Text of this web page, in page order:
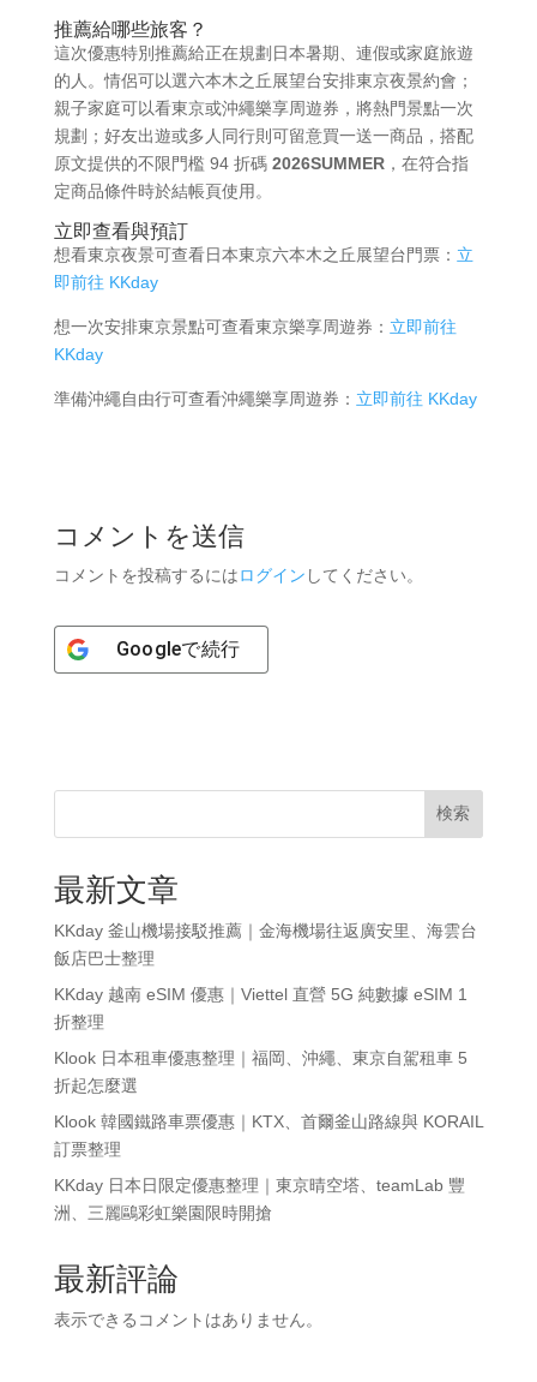
推薦給哪些旅客？
這次優惠特別推薦給正在規劃日本暑期、連假或家庭旅遊
的人。情侶可以選六本木之丘展望台安排東京夜景約會；
親子家庭可以看東京或沖繩樂享周遊券，將熱門景點一次
規劃；好友出遊或多人同行則可留意買一送一商品，搭配
原文提供的不限門檻 94 折碼 2026SUMMER，在符合指
定商品條件時於結帳頁使用。
立即查看與預訂
想看東京夜景可查看日本東京六本木之丘展望台門票： 立
即前往 KKday
想一次安排東京景點可查看東京樂享周遊券： 立即前往
KKday
準備沖繩自由行可查看沖繩樂享周遊券： 立即前往 KKday
コメントを送信
コメントを投稿するにはログイン してください。
Googleで続行
検索
最新文章
KKday 釜山機場接駁推薦｜金海機場往返廣安里、海雲台
飯店巴士整理
KKday 越南 eSIM 優惠｜Viettel 直營 5G 純數據 eSIM 1
折整理
Klook 日本租車優惠整理｜福岡、沖繩、東京自駕租車 5
折起怎麼選
Klook 韓國鐵路車票優惠｜KTX、首爾釜山路線與 KORAIL
訂票整理
KKday 日本日限定優惠整理｜東京晴空塔、teamLab 豐
洲、三麗鷗彩虹樂園限時開搶
最新評論
表示できるコメントはありません。